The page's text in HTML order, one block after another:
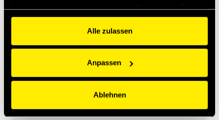
gesammelt haben.
Alle zulassen
Anpassen
Ablehnen
Stecker